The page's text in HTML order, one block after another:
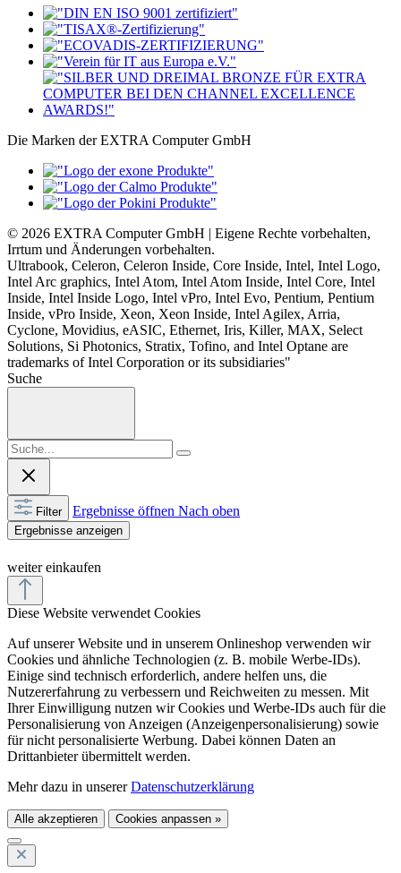
Die Marken der EXTRA Computer GmbH
© 2026 EXTRA Computer GmbH | Eigene Rechte vorbehalten,
Irrtum und Änderungen vorbehalten.
Ultrabook, Celeron, Celeron Inside, Core Inside, Intel, Intel Logo,
Intel Arc graphics, Intel Atom, Intel Atom Inside, Intel Core, Intel
Inside, Intel Inside Logo, Intel vPro, Intel Evo, Pentium, Pentium
Inside, vPro Inside, Xeon, Xeon Inside, Intel Agilex, Arria,
Cyclone, Movidius, eASIC, Ethernet, Iris, Killer, MAX, Select
Solutions, Si Photonics, Stratix, Tofino, and Intel Optane are
trademarks of Intel Corporation or its subsidiaries"
Suche
Filter Ergebnisse öffnen Nach oben
Ergebnisse anzeigen
weiter einkaufen
Diese Website verwendet Cookies
Auf unserer Website und in unserem Onlineshop verwenden wir
Cookies und ähnliche Technologien (z. B. mobile Werbe-IDs).
Einige sind technisch erforderlich, andere helfen uns, die
Nutzererfahrung zu verbessern und Reichweiten zu messen. Mit
Ihrer Einwilligung nutzen wir Cookies und Werbe-IDs auch für die
Personalisierung von Anzeigen (Anzeigenpersonalisierung) sowie
für nicht personalisierte Werbung. Dabei können Daten an
Drittanbieter übermittelt werden.
Mehr dazu in unsererDatenschutzerklärung
Alle akzeptieren Cookies anpassen »